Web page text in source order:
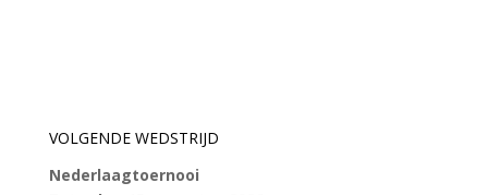
VOLGENDE WEDSTRIJD
Nederlaagtoernooi